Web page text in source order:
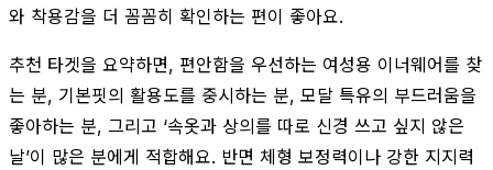
와 착용감을 더 꼼꼼히 확인하는 편이 좋아요.
추천 타겟을 요약하면, 편안함을 우선하는 여성용 이너웨어를 찾
는 분, 기본핏의 활용도를 중시하는 분, 모달 특유의 부드러움을
좋아하는 분, 그리고 ‘속옷과 상의를 따로 신경 쓰고 싶지 않은
날’이 많은 분에게 적합해요. 반면 체형 보정력이나 강한 지지력